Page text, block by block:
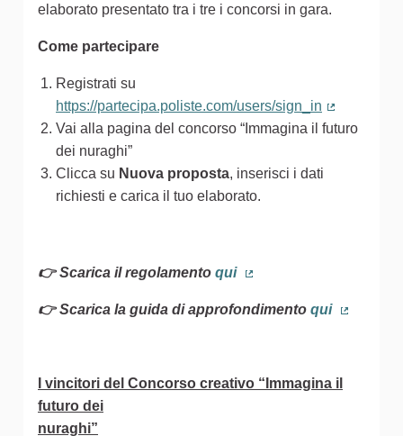
elaborato presentato tra i tre i concorsi in gara.
Come partecipare
Registrati su
https://partecipa.poliste.com/users/sign_in
Vai alla pagina del concorso “Immagina il futuro
dei nuraghi”
Clicca su Nuova proposta, inserisci i dati
richiesti e carica il tuo elaborato.
👉 Scarica il regolamento qui
👉 Scarica la guida di approfondimento qui
I vincitori del Concorso creativo “Immagina il
futuro dei
nuraghi”